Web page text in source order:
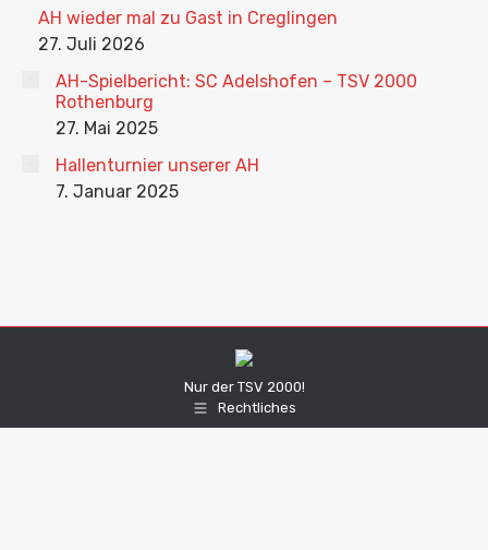
AH wieder mal zu Gast in Creglingen
27. Juli 2026
AH-Spielbericht: SC Adelshofen – TSV 2000
Rothenburg
27. Mai 2025
Hallenturnier unserer AH
7. Januar 2025
Nur der TSV 2000!
Rechtliches